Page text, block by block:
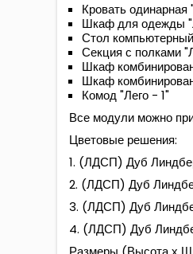
Кровать одинарная
Шкаф для одежды
Стол
Секция с полками
Шкаф
Шкаф
Комод "Лего - 1"
Все модули можно
Цветовые решения:
1. (ЛДСП) Дуб
2. (ЛДСП) Дуб
3. (ЛДСП) Дуб
4. (ЛДСП) Дуб